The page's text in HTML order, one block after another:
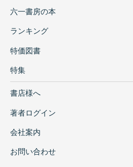
六一書房の本
ランキング
特価図書
特集
書店様へ
著者ログイン
会社案内
お問い合わせ